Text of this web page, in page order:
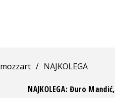
mozzart / NAJKOLEGA
NAJKOLEGA: Đuro